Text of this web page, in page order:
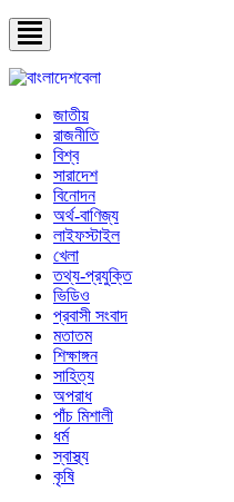
জাতীয়
রাজনীতি
বিশ্ব
সারাদেশ
বিনোদন
অর্থ-বাণিজ্য
লাইফস্টাইল
খেলা
তথ্য-প্রযুক্তি
ভিডিও
প্রবাসী সংবাদ
মতাতম
শিক্ষাঙ্গন
সাহিত্য
অপরাধ
পাঁচ মিশালী
ধর্ম
স্বাস্থ্য
কৃষি